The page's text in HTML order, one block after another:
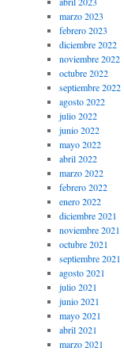
marzo 2023
febrero 2023
diciembre 2022
noviembre 2022
octubre 2022
septiembre 2022
agosto 2022
julio 2022
junio 2022
mayo 2022
abril 2022
marzo 2022
febrero 2022
enero 2022
diciembre 2021
noviembre 2021
octubre 2021
septiembre 2021
agosto 2021
julio 2021
junio 2021
mayo 2021
abril 2021
marzo 2021